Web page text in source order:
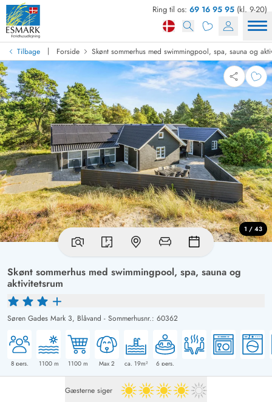
Ring til os: 69 16 95 95 (kl. 9-20)
Tilbage | Forside Skønt sommerhus med swimmingpool, spa, sauna og
Skønt sommerhus med swimmingpool, spa, sauna og
aktivitetsrum
Søren Gades Mark 3, Blåvand - Sommerhusnr.: 60362
8pers. 1100m 1100m Max 2 ca. 19m² 6 pers.
1 / 43
Gæsterne siger 4 ud af 5